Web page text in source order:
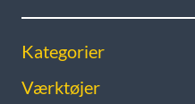
Kategorier
Værktøjer